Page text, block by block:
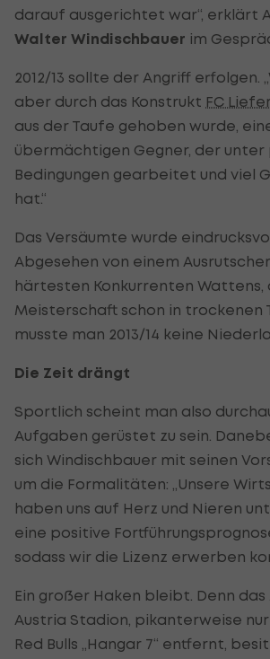
darauf ausgerichtet war“, erklärt
Walter Windischbauer im
2012/13 sollte der Angriff erfolgen.
aber durch das Konstrukt FC
aus der Taufe gehoben wurde,
übermächtigen Gegner, der
Bedingungen gearbeitet und viel
hat.“
Das Versäumte wurde
Abgesehen von einem
härtesten Konkurrenten Wattens,
Meisterschaft schon in trockenen
musste man 2013/14 keine
Die Zeit drängt
Sportlich scheint man also
Aufgaben gerüstet zu sein.
sich Windischbauer mit seinen
um die Formalitäten: „Unsere
haben uns auf Herz und Nieren
eine positive
sodass wir die Lizenz erwerben
Ein großer Haken bleibt. Denn das
Austria Stadion, pikanterweise
Red Bulls „Hangar 7“ entfernt,